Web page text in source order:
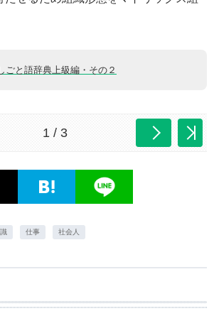
ごと語辞典上級編・その２
1 / 3
仕事 社会人